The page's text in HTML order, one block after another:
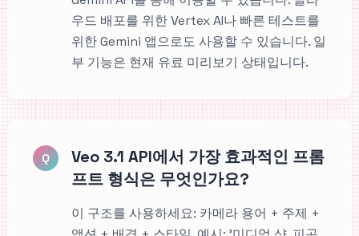
우드 배포를 위한 Vertex AI나 빠른 테스트를
위한 Gemini 앱으로도 사용할 수 있습니다. 일
부 기능은 현재 유료 미리보기 상태입니다.
Q
Veo 3.1 API에서 가장 효과적인 프롬
프트 형식은 무엇인가요?
이 구조를 사용하세요: 카메라 용어 + 주제 +